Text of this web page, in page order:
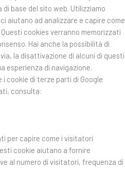
base del sito web. Utilizziamo
aiutano ad analizzare e capire come
cookies verranno memorizzati
Hai anche la possibilità di
la disattivazione di alcuni di questi
esperienza di navigazione.
cookie di terze parti di Google
consulta:
per capire come i visitatori
cookie aiutano a fornire
al numero di visitatori, frequenza di